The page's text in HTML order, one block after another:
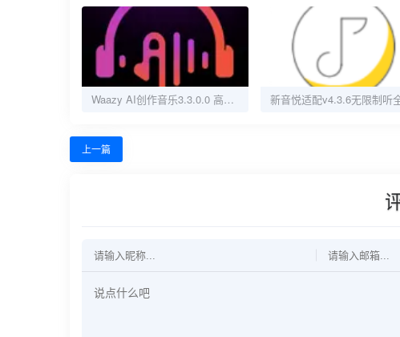
Waazy AI创作音乐3.3.0.0 高级解锁版
上一篇